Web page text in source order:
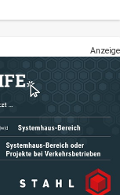
Anzeige